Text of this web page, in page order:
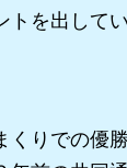
を出して
りでの優